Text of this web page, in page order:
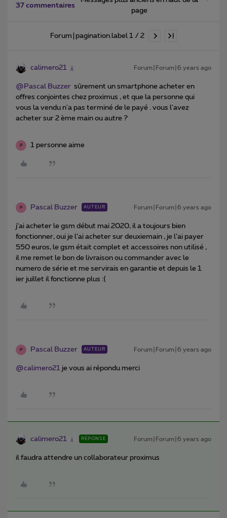
37 commentaires
page
Forum|pagination.label 1 / 2
calimero21 Forum|Forum|6 years ago
@Pascal Buzzer sûrement un smartphone acheter en
offres conjointes chez proximus , et que la personne qui
vous la vendu n'a pas terminé de le payé . vous l'avez
acheter sur 2 ème main ou autre ?
P 1 personne aime
P Pascal Buzzer AUTEUR Forum|Forum|6 years ago
j’ai acheter le gsm début mai 2020, il a toujours bien
fonctionner, oui je l’ai acheter sur deuxiemain , je l’ai payer
550 euros, le gsm était complet et accessoires non utilisé ,
il me remet le bon de livraison ou commander avec le
numero de série et me servirais en garantie et depuis le 1
ier juillet il fonctionne plus :(
P Pascal Buzzer AUTEUR Forum|Forum|6 years ago
@calimero21 je vous ai répondu merci
calimero21 RÉPONSE Forum|Forum|6 years ago
il faudra attendre un collaborateur proximus